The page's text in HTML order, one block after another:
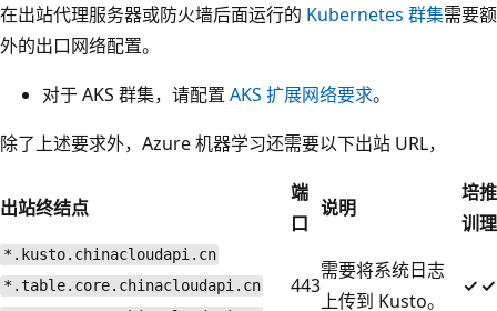
在出站代理服务器或防火墙后面运行的 Kubernetes 群集需要额
外的出口网络配置。
对于 AKS 群集，请配置 AKS 扩展网络要求。
除了上述要求外，Azure 机器学习还需要以下出站 URL，
出站终结点
端
口
说明
培
训
推
理
*.kusto.chinacloudapi.cn
*.table.core.chinacloudapi.cn
443
需要将系统日志
上传到 Kusto。
✓ ✓